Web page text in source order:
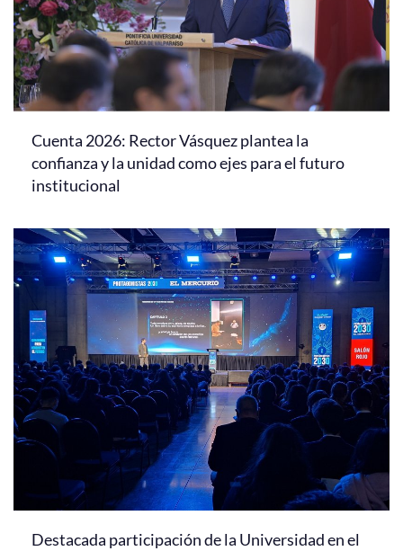
Cuenta 2026: Rector Vásquez plantea la
confianza y la unidad como ejes para el futuro
institucional
Destacada participación de la Universidad en el